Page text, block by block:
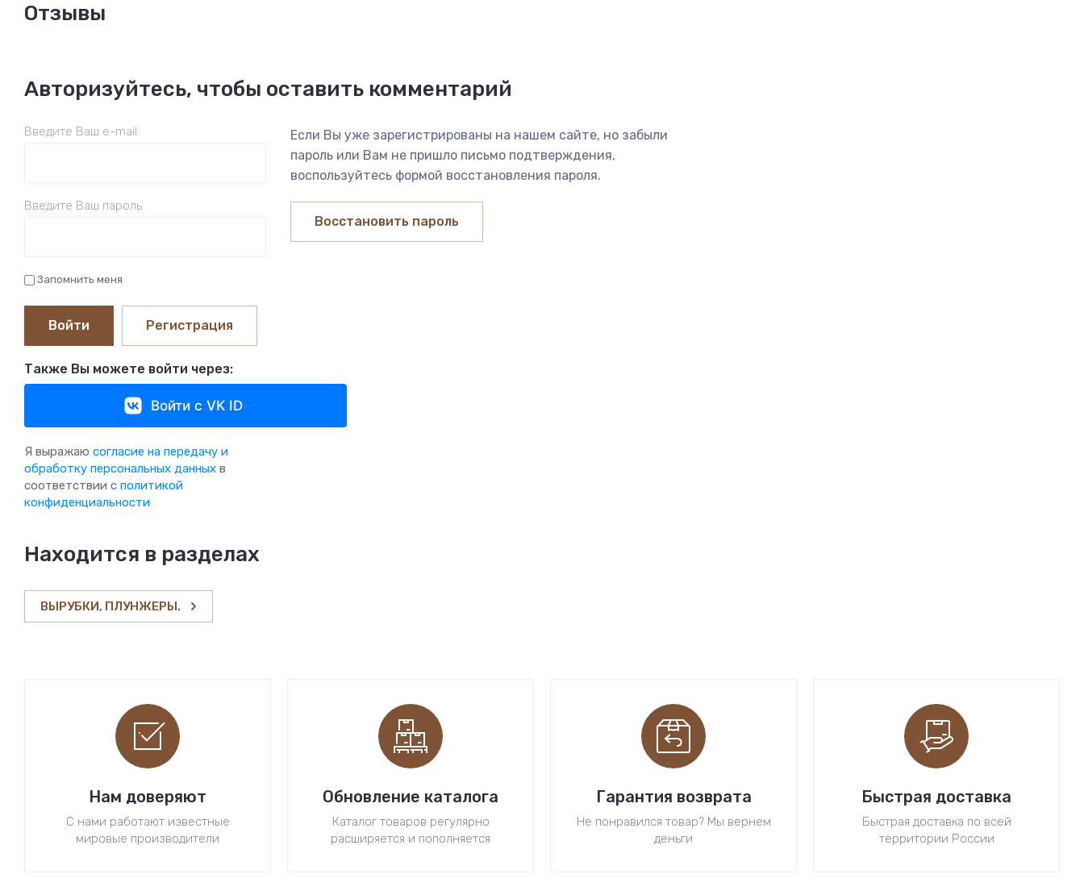
Отзывы
Авторизуйтесь, чтобы оставить комментарий
Введите Ваш e-mail:
Введите Ваш пароль:
Запомнить меня
Войти Регистрация
Если Вы уже зарегистрированы на нашем сайте, но забыли
пароль или Вам не пришло письмо подтверждения,
воспользуйтесь формой восстановления пароля.
Восстановить пароль
Также Вы можете войти через:
Войти с VK ID
Я выражаю согласие на передачу и
обработку персональных данных в
соответствии с политикой
конфиденциальности
Находится в разделах
ВЫРУБКИ, ПЛУНЖЕРЫ.
Нам доверяют
С нами работают известные
мировые производители
Обновление каталога
Каталог товаров регулярно
расширяется и пополняется
Гарантия возврата
Не понравился товар? Мы вернем
деньги
Быстрая доставка
Быстрая доставка по всей
территории России